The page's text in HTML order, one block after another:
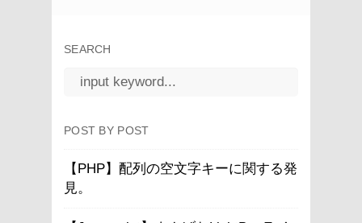
SEARCH
POST BY POST
【PHP】配列の空文字キーに関する発
見。